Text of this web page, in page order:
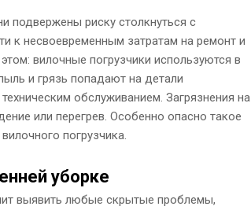
подвержены риску столкнуться с
к несвоевременным затратам на ремонт и
вилочные погрузчики используются в
и грязь попадают на детали
обслуживанием. Загрязнения на
или перегрев. Особенно опасно такое
погрузчика.
уборке
выявить любые скрытые проблемы,